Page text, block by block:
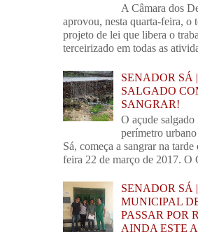
A Câmara dos
aprovou, nesta quarta-feira, o
projeto de lei que libera o
terceirizado em todas as
SENADOR SÁ
SALGADO
SANGRAR!
O açude
perímetro
Sá, começa a sangrar na tarde
feira 22 de março de 2017. O
SENADOR SÁ
MUNICIPAL
PASSAR POR
AINDA ESTE